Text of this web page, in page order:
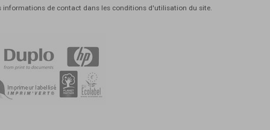
informations de contact dans les conditions d'utilisation du site.